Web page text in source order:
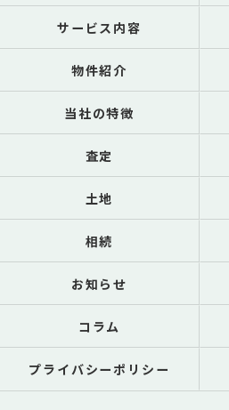
サービス内容
物件紹介
当社の特徴
査定
土地
相続
お知らせ
コラム
プライバシーポリシー